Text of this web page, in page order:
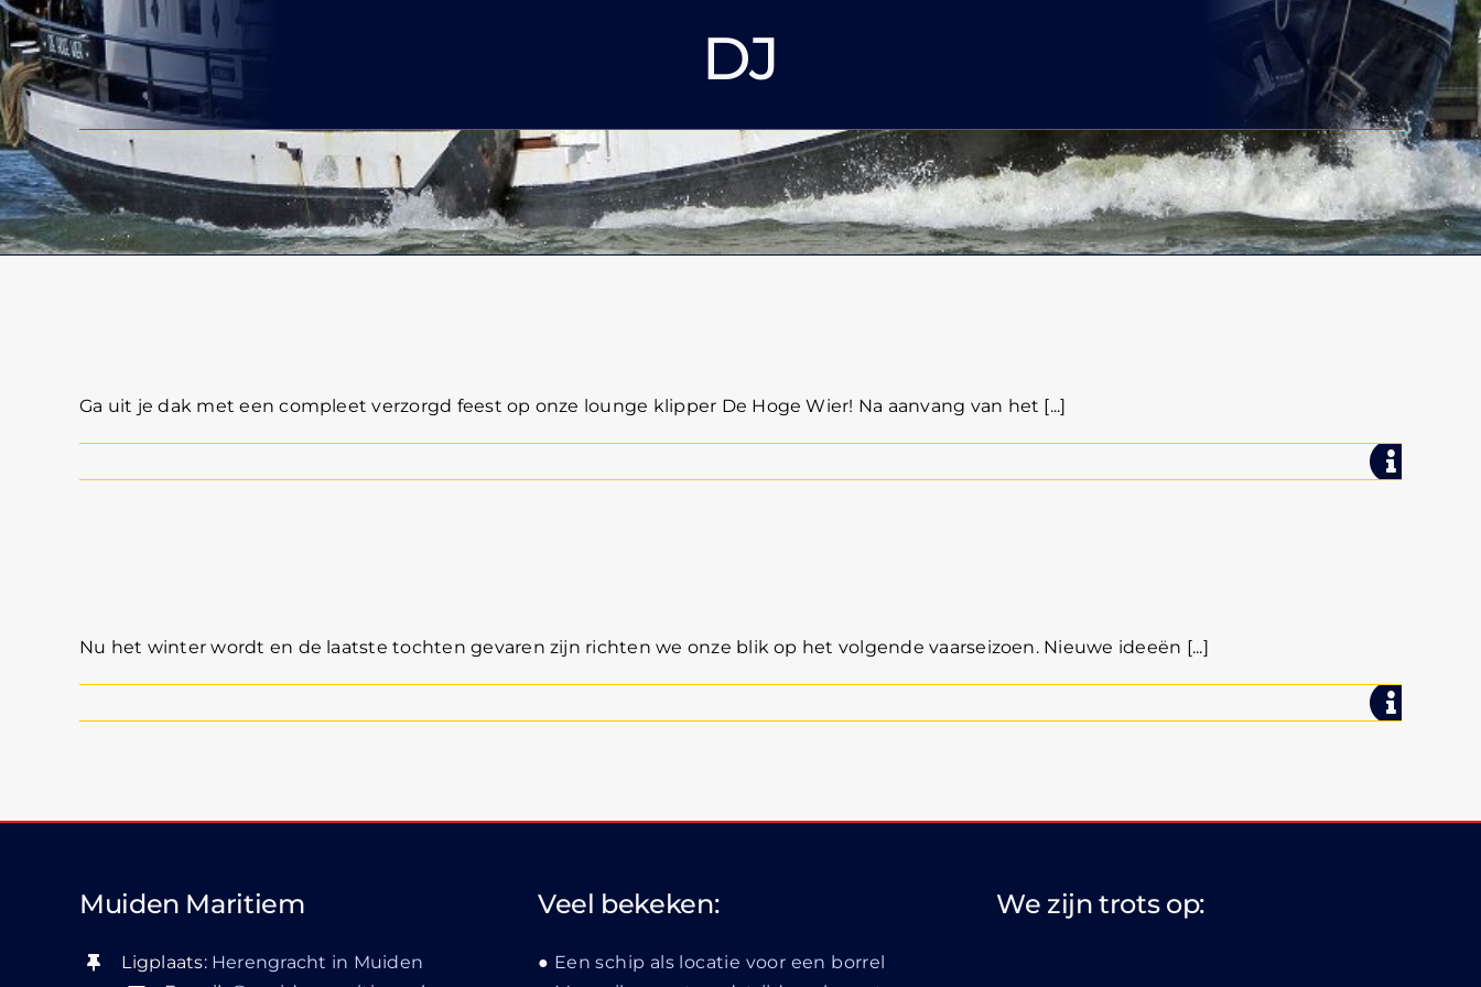
DJ
Ga uit je dak met een compleet verzorgd feest op onze lounge klipper De Hoge Wier! Na aanvang van het [...]
Nu het winter wordt en de laatste tochten gevaren zijn richten we onze blik op het volgende vaarseizoen. Nieuwe ideeën [...]
Muiden Maritiem
Ligplaats: Herengracht in Muiden
Veel bekeken:
Een schip als locatie voor een borrel
We zijn trots op: